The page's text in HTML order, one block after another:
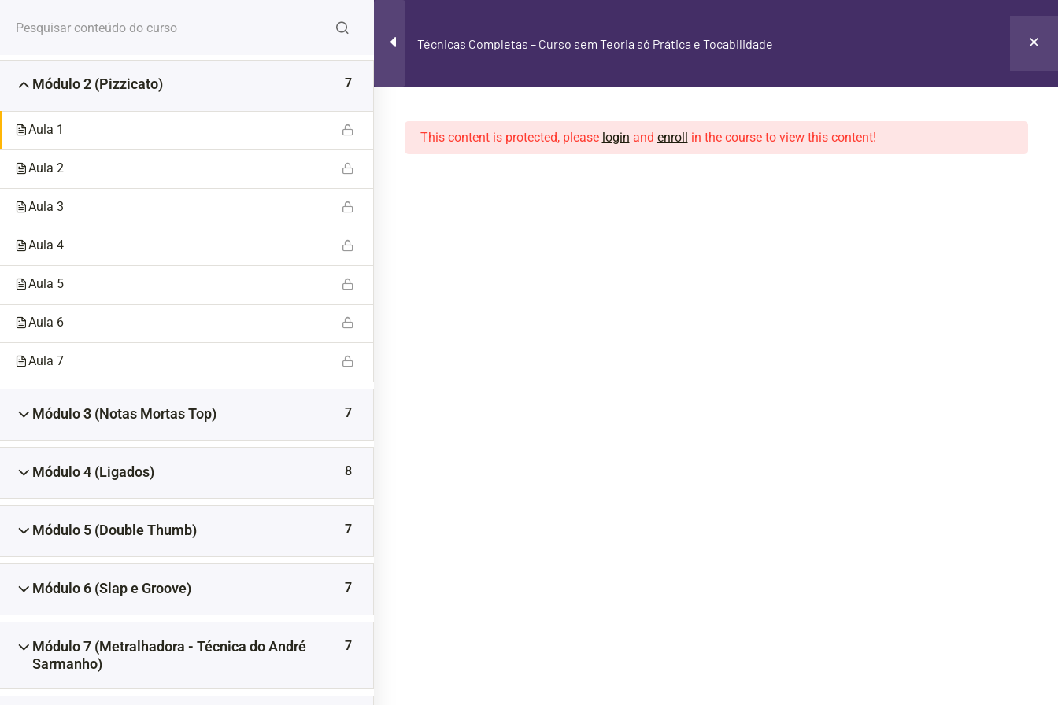
para
conteúdo
Casa Courses
Técnicas Completas – Curso sem Teoria só Prática e Tocabilidade
Módulo 1 (Pentatônicas)! 8
Módulo 2 (Pizzicato) 7
Aula 1
Aula 2
Aula 3
Aula 4
Aula 5
Aula 6
Aula 7
Módulo 3 (Notas Mortas Top) 7
Módulo 4 (Ligados) 8
Módulo 5 (Double Thumb) 7
Módulo 6 (Slap e Groove) 7
Módulo 7 (Metralhadora - Técnica do André
Sarmanho)
7
This content is protected, please login and enroll in the course to view this content!